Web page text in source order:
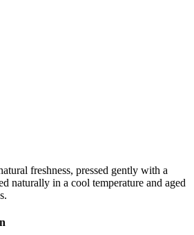
freshness, pressed gently with a
naturally in a cool temperature and aged